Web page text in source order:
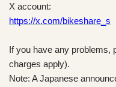
X account:
https://x.com/bikeshare_s
If you have any problems,
charges apply).
Note: A Japanese